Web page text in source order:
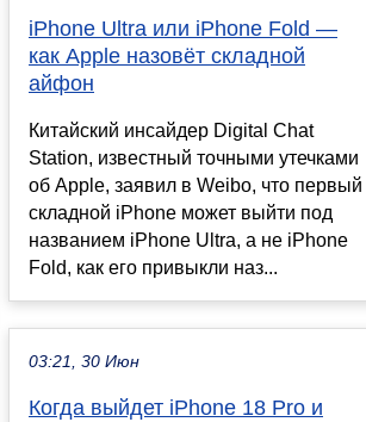
iPhone Ultra или iPhone Fold —
как Apple назовёт складной
айфон
Китайский инсайдер Digital Chat
Station, известный точными утечками
об Apple, заявил в Weibo, что первый
складной iPhone может выйти под
названием iPhone Ultra, а не iPhone
Fold, как его привыкли наз...
03:21, 30 Июн
Когда выйдет iPhone 18 Pro и